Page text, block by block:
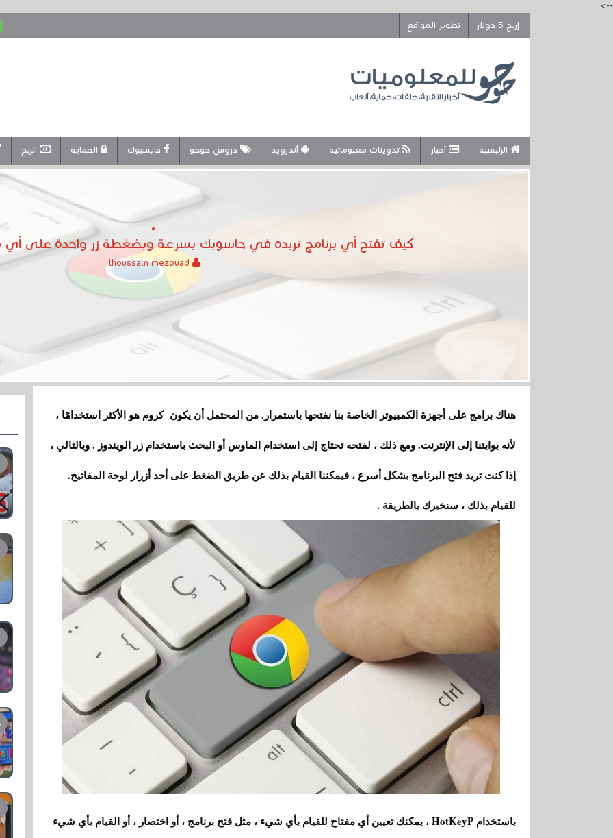
-->
إربح 5 دولار
تطوير المواقع
الرئيسية أخبار تدوينات معلوماتية أندرويد دروس حوحو فايسبوك الحماية الربح
كيف تفتح أي برنامج تريده في حاسوبك بسرعة وبضغطة زر واحدة على أي
هناك برامج على أجهزة الكمبيوتر الخاصة بنا نفتحها باستمرار. من المحتمل أن يكون كروم هو الأكثر استخدامًا ،
لأنه بوابتنا إلى الإنترنت. ومع ذلك ، لفتحه تحتاج إلى استخدام الماوس أو البحث باستخدام زر الويندوز . وبالتالي ،
إذا كنت تريد فتح البرنامج بشكل أسرع ، فيمكننا القيام بذلك عن طريق الضغط على أحد أزرار لوحة المفاتيح.
للقيام بذلك ، سنخبرك بالطريقة .
باستخدام HotKeyP ، يمكنك تعيين أي مفتاح للقيام بأي شيء ، مثل فتح برنامج ، أو اختصار ، أو القيام بأي شيء